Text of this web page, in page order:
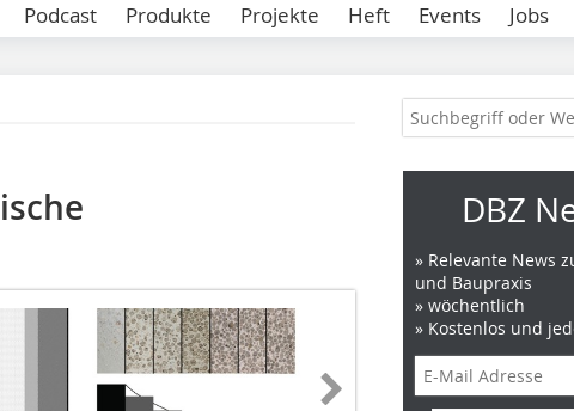
Podcast Produkte Projekte Heft Events Jobs
DBZ
» Relevante News
und Baupraxis
» wöchentlich
» Kostenlos und